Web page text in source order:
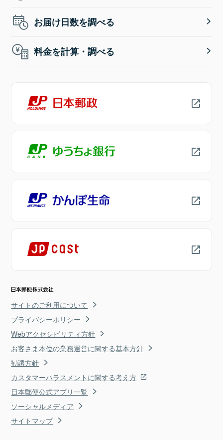
お届け日数を調べる
料金を計算・調べる
サイトのご利用について
プライバシーポリシー
Webアクセシビリティ方針
お客さま本位の業務運営に関する基本方針
勧誘方針
カスタマーハラスメントに関する考え方
日本郵便公式アプリ一覧
ソーシャルメディア
サイトマップ